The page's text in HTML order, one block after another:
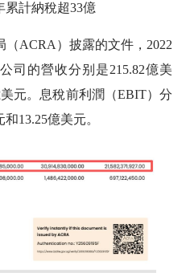
累計納稅超33億
ACRA）披露的文件，2022
司的營收分别是215.82億美
元。息稅前利潤（EBIT）分
13.25億美元。